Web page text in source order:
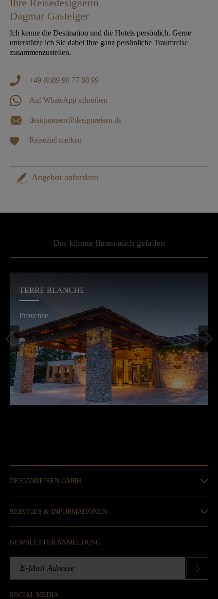
Ihre Reisedesignerin
Dagmar Gasteiger
Ich kenne die Destination und die Hotels persönlich. Gerne
unterstütze ich Sie dabei Ihre ganz persönliche Traumreise
zusammenzustellen.
+49 (0)89 90 77 88 99
Auf WhatsApp schreiben
designreisen@designreisen.de
Reiseziel merken
Angebot anfordern
Das könnte Ihnen auch gefallen
TERRE BLANCHE
Provence
DESIGNREISEN GMBH
SERVICES & INFORMATIONEN
SOCIAL MEDIA
NEWSLETTER ANMELDUNG